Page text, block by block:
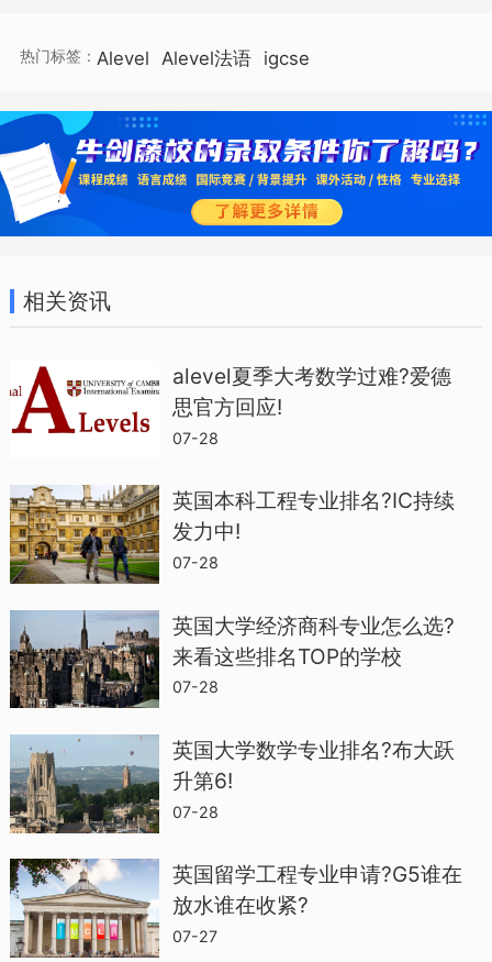
Unit 4 Oral Discussion of Issues
Unit 5 Topic/Texts or Coursework
（Two topics, two texts or one of
each.）
Unit 6 Listening, Reading and Writing in
AS Level还有法语文学课程，该课程主要
是配合AS级别的法语学习，学员阅读一些
关于法语文学作品，有利于帮助学员理解
文本，明白作者的思想意图，进阶自己的
表达能力和交际能力，同时也为自己学习
法语增加信心。学员学习不同体裁的作
品，理解作者的思想意蕴，并在此基础上
进阶自己的理解能力和分析能力。
热门标签： Alevel Alevel法语 igcse
相关资讯
alevel夏季大考数学过难?爱德
思官方回应!
07-28
英国本科工程专业排名?IC持续
发力中!
07-28
英国大学经济商科专业怎么选?
来看这些排名TOP的学校
07-28
英国大学数学专业排名?布大跃
升第6!
07-28
英国留学工程专业申请?G5谁在
放水谁在收紧?
07-27